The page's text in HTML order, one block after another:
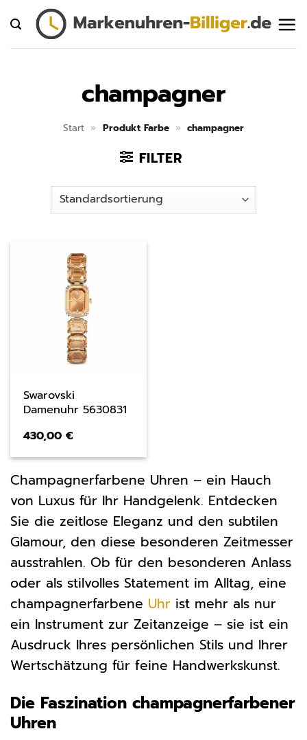
Inhalt
springen
champagner
Start » Produkt Farbe » champagner
FILTER
Swarovski
Damenuhr 5630831
430,00€
Champagnerfarbene Uhren – ein Hauch
von Luxus für Ihr Handgelenk. Entdecken
Sie die zeitlose Eleganz und den subtilen
Glamour, den diese besonderen Zeitmesser
ausstrahlen. Ob für den besonderen Anlass
oder als stilvolles Statement im Alltag, eine
champagnerfarbene Uhr ist mehr als nur
ein Instrument zur Zeitanzeige – sie ist ein
Ausdruck Ihres persönlichen Stils und Ihrer
Wertschätzung für feine Handwerkskunst.
Die Faszination champagnerfarbener
Uhren